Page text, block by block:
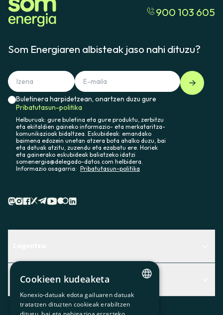
900 103 605
Som Energiaren albisteak jaso nahi dituzu?
Buletinera harpidetzean, onartzen duzu gure
Pribatutasun-politika
Helburuak: gure buletina eta gure produktu, zerbitzu
eta ekitaldien gaineko informazio- eta merkataritza-
komunikazioak bidaltzea. Eskubideak: emandako
baimena edozein unetan atzera bota ahalko duzu, bai
eta datuak atzitu, zuzendu eta ezabatu ere. Horiek
eta gainerako eskubideak baliatzeko idatzi
somenergia@delegado-datos.com helbidera.
Informazio osagarria: Pribatutasun-politika
Centro de Ayuda
Aurkitu zerbitzurik egokiena zuretzat
Contacto
Albisteak
Albisteak
CATALAN
Cookieen kudeaketa
Konexio-datuak edota gailuaren datuak
tratatzen dituzten cookieak erabiltzen